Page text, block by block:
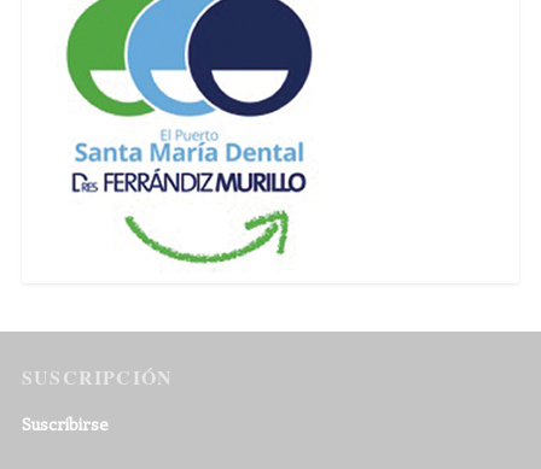
SUSCRIPCIÓN
Suscribirse